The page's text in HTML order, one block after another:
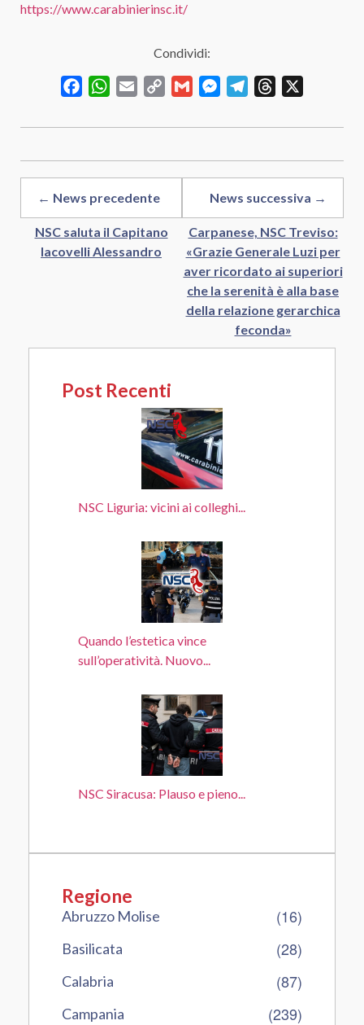
https://www.carabinierinsc.it/
Condividi:
FacebookWhatsApp
Email
Copy
Gmail MessengerTelegramThreads
← News precedente
NSC saluta il Capitano
Iacovelli Alessandro
News successiva →
Carpanese, NSC Treviso:
«Grazie Generale Luzi per
aver ricordato ai superiori
che la serenità è alla base
della relazione gerarchica
feconda»
Post Recenti
NSC Liguria: vicini ai colleghi...
Quando l’estetica vince
sull’operatività. Nuovo...
NSC Siracusa: Plauso e pieno...
Regione
Abruzzo Molise (16)
Basilicata (28)
Calabria (87)
Campania (239)